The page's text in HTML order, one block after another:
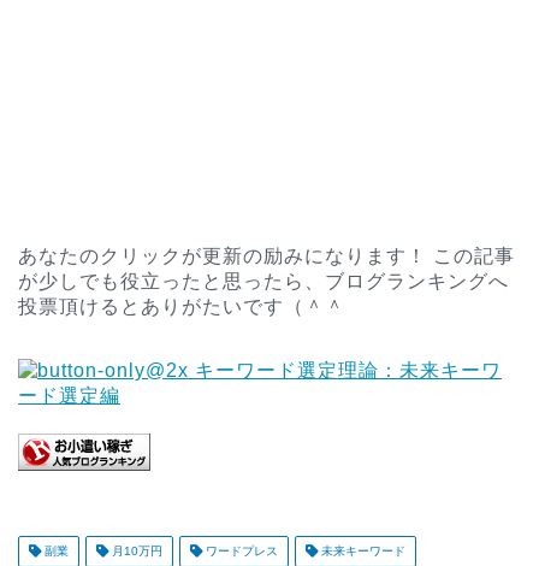
あなたのクリックが更新の励みになります！ この記事
が少しでも役立ったと思ったら、ブログランキングへ
投票頂けるとありがたいです（＾＾
副業 月10万円 ワードプレス 未来キーワード